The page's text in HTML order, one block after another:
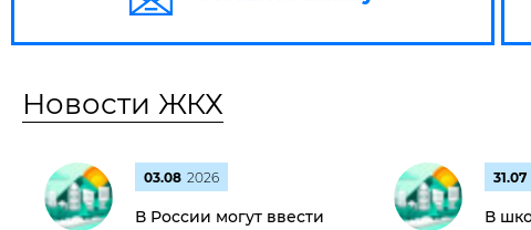
Новости ЖКХ
03.08 2026
В России могут ввести
31.07
В